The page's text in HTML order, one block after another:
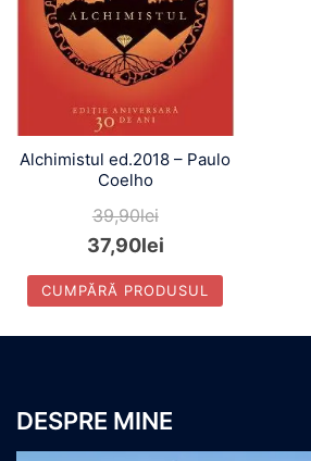
Alchimistul ed.2018 – Paulo
Coelho
39,90lei
37,90lei
CUMPĂRĂ PRODUSUL
DESPRE MINE